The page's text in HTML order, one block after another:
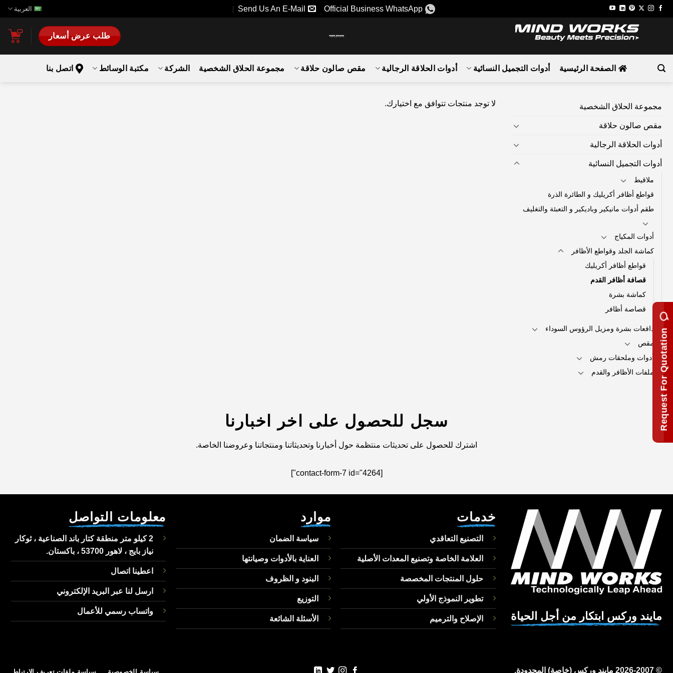
تخطي
للمحتوى
Official Business WhatsApp
Send Us An E-Mail العربية
طلب عرض أسعار
الصفحة الرئيسية أدوات التجميل النسائية أدوات الحلاقة الرجالية مقص صالون حلاقة مجموعة الحلاق الشخصية الشركة مكتبة الوسائط اتصل بنا
مجموعة الحلاق الشخصية
مقص صالون حلاقة
أدوات الحلاقة الرجالية
أدوات التجميل النسائية
ملاقيط
قواطع أظافر أكريليك و الطائرة الذرة
طقم أدوات مانيكير وباديكير و التعبئة والتغليف
أدوات المكياج
كماشة الجلد وقواطع الأظافر
قواطع أظافر أكريليك
قصافة أظافر القدم
كماشة بشرة
قصاصة أظافر
دافعات بشرة ومزيل الرؤوس السوداء
مقص
أدوات وملحقات رمش
ملفات الأظافر والقدم
لا توجد منتجات تتوافق مع اختيارك.
سجل للحصول على اخر اخبارنا
اشترك للحصول على تحديثات منتظمة حول أخبارنا وتحديثاتنا ومنتجاتنا وعروضنا الخاصة.
[contact-form-7 id="4264"]
مايند وركس ابتكار من أجل الحياة
خدمات
التصنيع التعاقدي
العلامة الخاصة وتصنيع المعدات الأصلية
حلول المنتجات المخصصة
تطوير النموذج الأولي
الإصلاح والترميم
موارد
سياسة الضمان
العناية بالأدوات وصيانتها
البنود و الظروف
التوزيع
الأسئلة الشائعة
معلومات التواصل
2 كيلو متر منطقة كتار باند الصناعية ، ثوكار
نياز بايج ، لاهور 53700 ، باكستان.
اعطينا اتصال
ارسل لنا عبر البريد الإلكتروني
واتساب رسمي للأعمال
© 2026-2007 مايند وركس (خاصة) المحدودة.
Request For Quotation